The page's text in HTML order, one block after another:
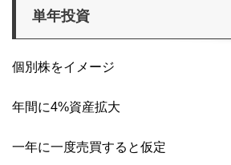
単年投資
個別株をイメージ
年間に4%資産拡大
一年に一度売買すると仮定